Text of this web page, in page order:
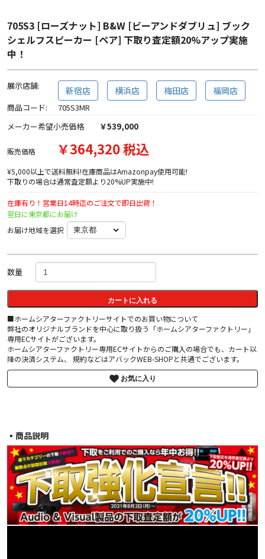
705S3 [ローズナット] B&W [ビーアンドダブリュ] ブック
シェルフスピーカー [ペア] 下取り査定額20%アップ実施
中！
展示店舗: 新宿店 横浜店 梅田店 福岡店
商品コード:
705S3MR
メーカー希望小売価格
￥539,000
販売価格 ￥364,320 税込
¥5,000以上で送料無料!在庫商品はAmazonpay使用可能!
下取りの場合は通常査定額より20%UP実施中!
在庫有り！営業日14時迄のご注文で即日出荷！
翌日に東京都にお届け
お届け地域を選択
数量
カートに入れる
■ホームシアターファクトリーサイトでのお買い物について
弊社のオリジナルブランドを中心に取り扱う「ホームシアターファクトリー」
専用ECサイトがございます。
ホームシアターファクトリー専用ECサイトからのご購入の場合でも、カート以
降の決済システム、 規約などはアバックWEB-SHOPと共通でございます。
お気に入り
▪︎商品説明